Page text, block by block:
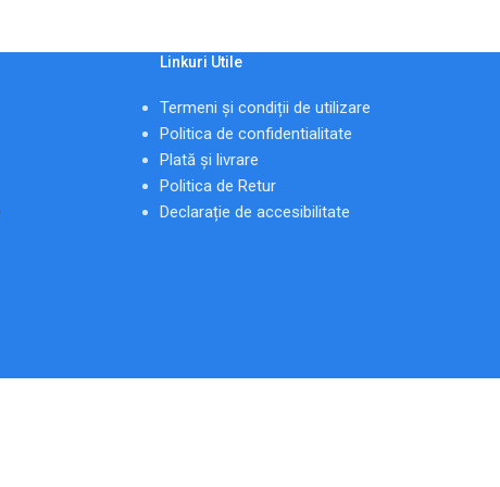
Linkuri Utile
Termeni și condiții de utilizare
Politica de confidentialitate
Plată și livrare
Politica de Retur
Declarație de accesibilitate